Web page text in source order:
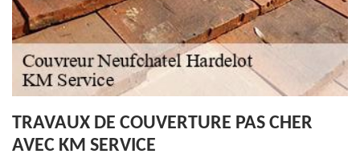
TRAVAUX DE COUVERTURE PAS CHER
AVEC KM SERVICE